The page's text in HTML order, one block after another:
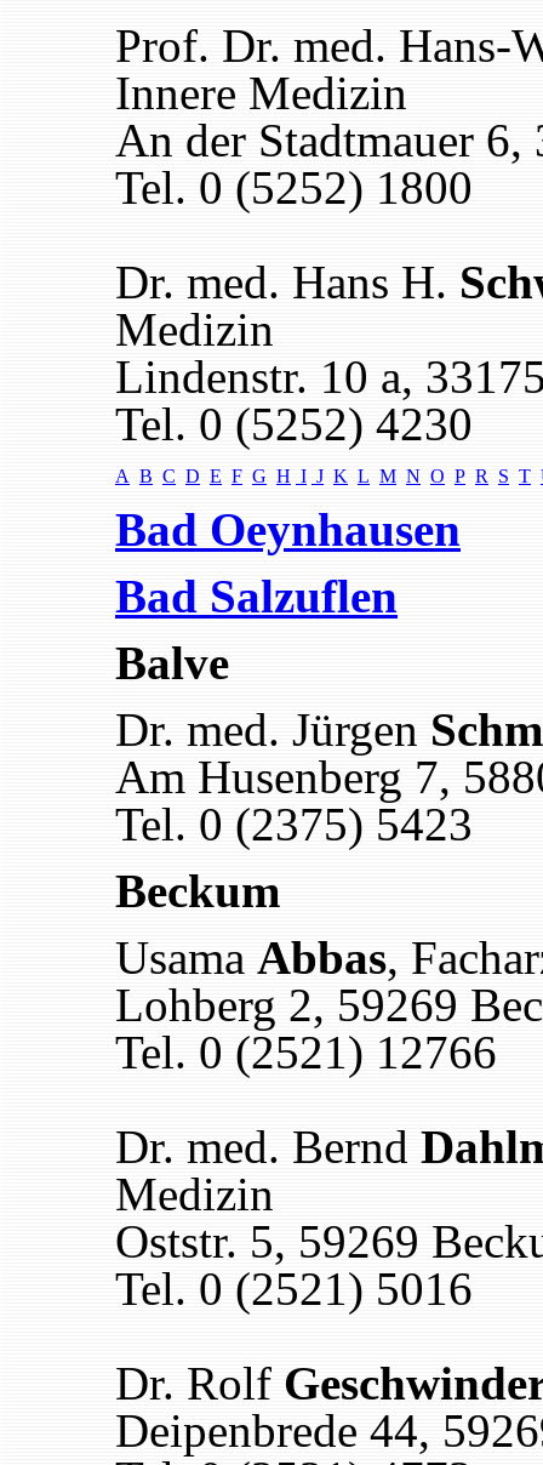
Prof. Dr. med. Hans-
Innere Medizin
An der Stadtmauer
Tel. 0 (5252) 1800
Dr. med. Hans H.
Medizin
Lindenstr. 10 a,
Tel. 0 (5252) 4230
A B C D E F G H I J K L M N O P R S T
Bad Oeynhausen
Bad Salzuflen
Balve
Dr. med. Jürgen
Am Husenberg 7,
Tel. 0 (2375) 5423
Beckum
Usama Abbas,
Lohberg 2, 59269
Tel. 0 (2521) 12766
Dr. med. Bernd
Medizin
Oststr. 5, 59269
Tel. 0 (2521) 5016
Dr. Rolf
Deipenbrede 44,